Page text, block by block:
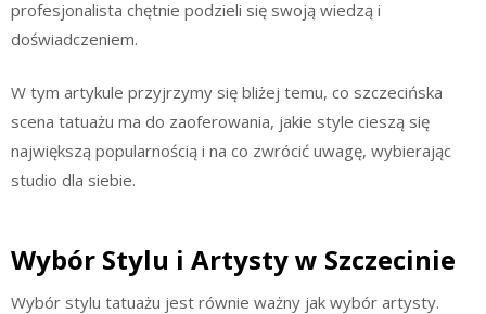
profesjonalista chętnie podzieli się swoją wiedzą i
doświadczeniem.
W tym artykule przyjrzymy się bliżej temu, co szczecińska
scena tatuażu ma do zaoferowania, jakie style cieszą się
największą popularnością i na co zwrócić uwagę, wybierając
studio dla siebie.
Wybór Stylu i Artysty w Szczecinie
Wybór stylu tatuażu jest równie ważny jak wybór artysty.